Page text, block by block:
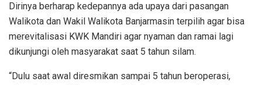
Dirinya berharap kedepannya ada upaya dari pasangan
Walikota dan Wakil Walikota Banjarmasin terpilih agar bisa
merevitalisasi KWK Mandiri agar nyaman dan ramai lagi
dikunjungi oleh masyarakat saat 5 tahun silam.
“Dulu saat awal diresmikan sampai 5 tahun beroperasi,